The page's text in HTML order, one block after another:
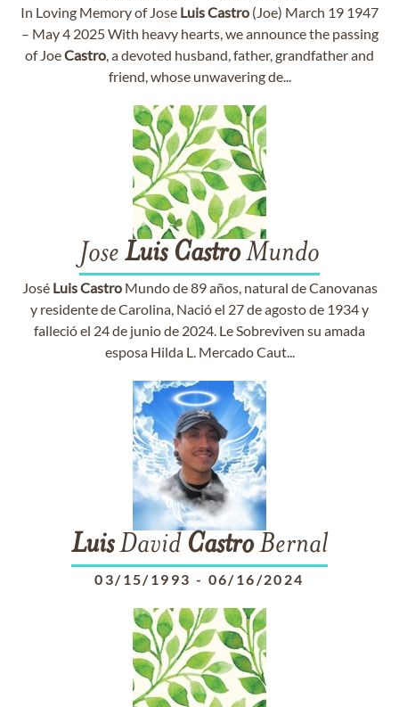
In Loving Memory of Jose LuisCastro (Joe) March 19 1947
– May 4 2025 With heavy hearts, we announce the passing
of JoeCastro, a devoted husband, father, grandfather and
friend, whose unwavering de...
Jose Luis CastroMundo
José LuisCastroMundo de 89 años, natural de Canovanas
y residente de Carolina, Nació el 27 de agosto de 1934 y
falleció el 24 de junio de 2024. Le Sobreviven su amada
esposa Hilda L. Mercado Caut...
LuisDavid CastroBernal
03/15/1993 - 06/16/2024